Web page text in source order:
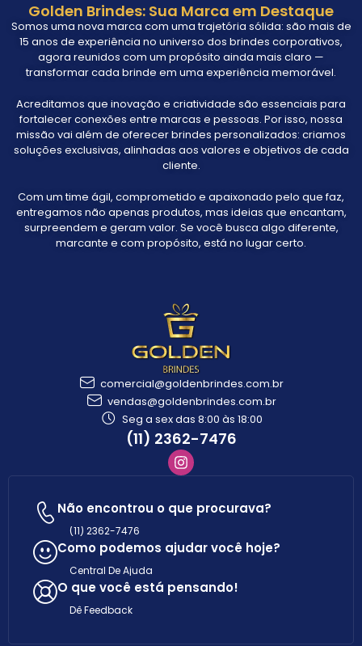
Golden Brindes: Sua Marca em Destaque
Somos uma nova marca com uma trajetória sólida: são mais de
15 anos de experiência no universo dos brindes corporativos,
agora reunidos com um propósito ainda mais claro —
transformar cada brinde em uma experiência memorável.
Acreditamos que inovação e criatividade são essenciais para
fortalecer conexões entre marcas e pessoas. Por isso, nossa
missão vai além de oferecer brindes personalizados: criamos
soluções exclusivas, alinhadas aos valores e objetivos de cada
cliente.
Com um time ágil, comprometido e apaixonado pelo que faz,
entregamos não apenas produtos, mas ideias que encantam,
surpreendem e geram valor. Se você busca algo diferente,
marcante e com propósito, está no lugar certo.
comercial@goldenbrindes.com.br
vendas@goldenbrindes.com.br
Seg a sex das 8:00 às 18:00
(11) 2362-7476
Não encontrou o que procurava?
(11) 2362-7476
Como podemos ajudar você hoje?
Central De Ajuda
O que você está pensando!
Dê Feedback